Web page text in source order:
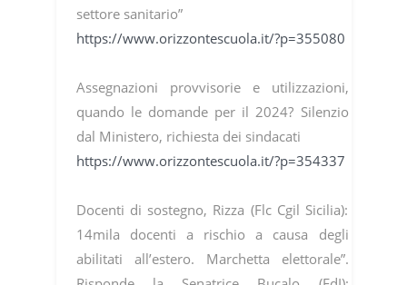
settore sanitario”
https://www.orizzontescuola.it/?p=355080
Assegnazioni provvisorie e utilizzazioni,
quando le domande per il 2024? Silenzio
dal Ministero, richiesta dei sindacati
https://www.orizzontescuola.it/?p=354337
Docenti di sostegno, Rizza (Flc Cgil Sicilia):
14mila docenti a rischio a causa degli
abilitati all’estero. Marchetta elettorale”.